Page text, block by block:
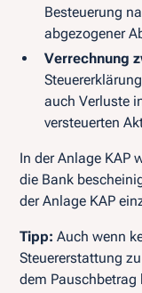
Besteuerung
abgezogener
Verrechnung
auch Verluste
versteuerten
In der Anlage KAP
die Bank
der Anlage KAP
Tipp: Auch wenn
Steuererstattung
dem